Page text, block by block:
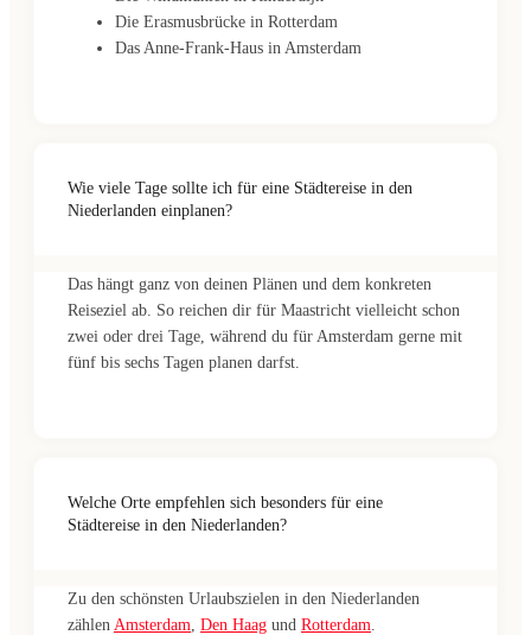
Die Erasmusbrücke in Rotterdam
Das Anne-Frank-Haus in Amsterdam
Wie viele Tage sollte ich für eine Städtereise in den
Niederlanden einplanen?
Das hängt ganz von deinen Plänen und dem konkreten
Reiseziel ab. So reichen dir für Maastricht vielleicht schon
zwei oder drei Tage, während du für Amsterdam gerne mit
fünf bis sechs Tagen planen darfst.
Welche Orte empfehlen sich besonders für eine
Städtereise in den Niederlanden?
Zu den schönsten Urlaubszielen in den Niederlanden
zählen Amsterdam Den Haag und Rotterdam